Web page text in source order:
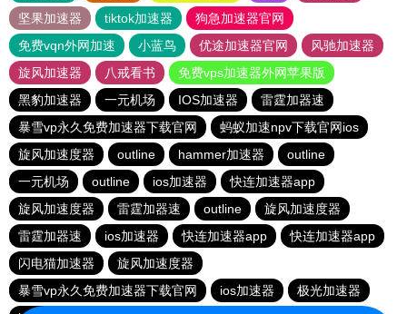
坚果加速器
tiktok加速器
狗急加速器官网
免费vqn外网加速
小蓝鸟 优途加速器官网
风驰加速器
旋风加速器
八戒看书
免费vps加速器外网苹果版
黑豹加速器
一元机场 IOS加速器
雷霆加器速
暴雪vp永久免费加速器下载官网
蚂蚁加速npv下载官网ios
旋风加速度器
outline hammer加速器
outline
一元机场
outline ios加速器
快连加速器app
旋风加速度器
雷霆加器速 outline
旋风加速度器
雷霆加器速
ios加速器 快连加速器app
快连加速器app
闪电猫加速器
旋风加速度器
暴雪vp永久免费加速器下载官网
ios加速器
极光加速器